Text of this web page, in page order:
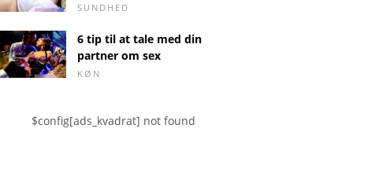
SUNDHED
6 tip til at tale med din
partner om sex
KØN
$config[ads_kvadrat] not found